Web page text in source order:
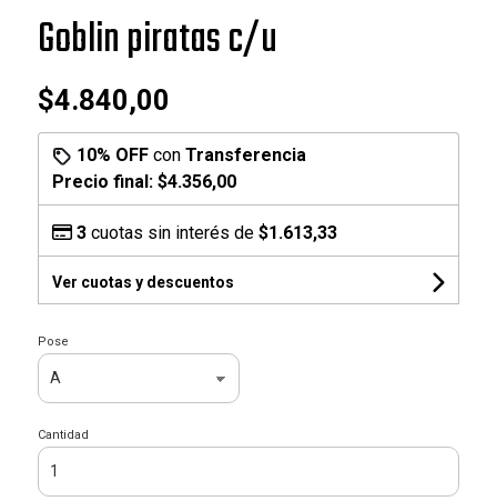
Goblin piratas c/u
$4.840,00
10% OFFcon Transferencia
Precio final: $4.356,00
3cuotas sin interés de $1.613,33
Ver cuotas y descuentos
Pose
Cantidad